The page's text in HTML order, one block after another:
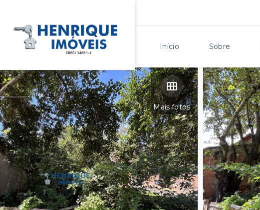
Início Sobre
Mais fotos